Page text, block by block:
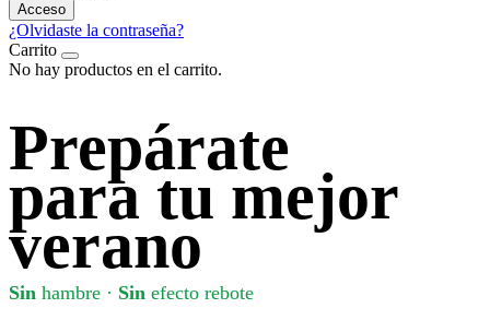
Acceso
¿Olvidaste la contraseña?
Carrito
No hay productos en el carrito.
Prepárate
para tu mejor
verano
Sin hambre · Sin efecto rebote